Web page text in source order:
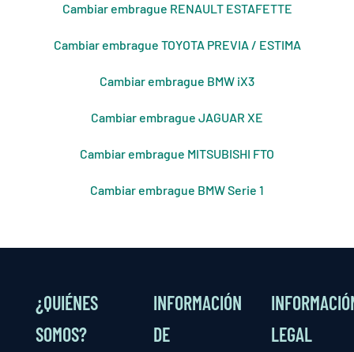
Cambiar embrague RENAULT ESTAFETTE
Cambiar embrague TOYOTA PREVIA / ESTIMA
Cambiar embrague BMW iX3
Cambiar embrague JAGUAR XE
Cambiar embrague MITSUBISHI FTO
Cambiar embrague BMW Serie 1
¿QUIÉNES
SOMOS?
INFORMACIÓN
DE
LEGAL